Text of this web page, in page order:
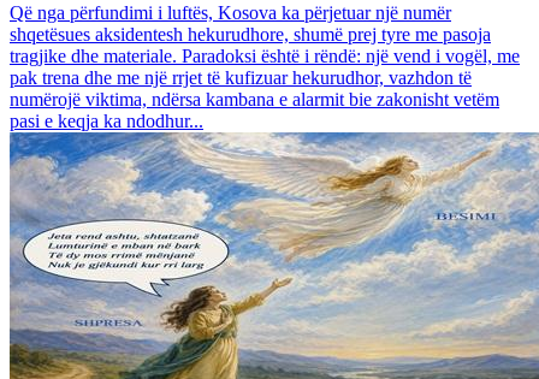
Që nga përfundimi i luftës, Kosova ka përjetuar një numër
shqetësues aksidentesh hekurudhore, shumë prej tyre me pasoja
tragjike dhe materiale. Paradoksi është i rëndë: një vend i vogël, me
pak trena dhe me një rrjet të kufizuar hekurudhor, vazhdon të
numërojë viktima, ndërsa kambana e alarmit bie zakonisht vetëm
pasi e keqja ka ndodhur...